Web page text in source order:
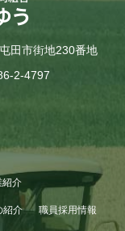
田市街地230番地
2-4797
紹介
紹介 職員採用情報